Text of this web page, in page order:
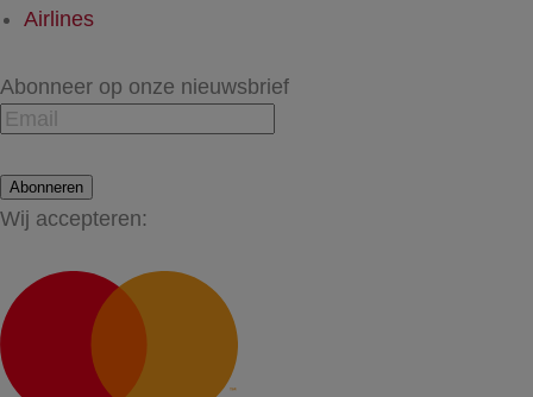
Airlines
Abonneer op onze nieuwsbrief
Abonneren
Wij accepteren: